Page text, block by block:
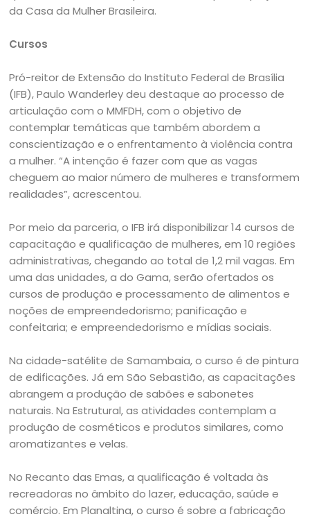
da Casa da Mulher Brasileira.
Cursos
Pró-reitor de Extensão do Instituto Federal de Brasília
(IFB), Paulo Wanderley deu destaque ao processo de
articulação com o MMFDH, com o objetivo de
contemplar temáticas que também abordem a
conscientização e o enfrentamento à violência contra
a mulher. “A intenção é fazer com que as vagas
cheguem ao maior número de mulheres e transformem
realidades”, acrescentou.
Por meio da parceria, o IFB irá disponibilizar 14 cursos de
capacitação e qualificação de mulheres, em 10 regiões
administrativas, chegando ao total de 1,2 mil vagas. Em
uma das unidades, a do Gama, serão ofertados os
cursos de produção e processamento de alimentos e
noções de empreendedorismo; panificação e
confeitaria; e empreendedorismo e mídias sociais.
Na cidade-satélite de Samambaia, o curso é de pintura
de edificações. Já em São Sebastião, as capacitações
abrangem a produção de sabões e sabonetes
naturais. Na Estrutural, as atividades contemplam a
produção de cosméticos e produtos similares, como
aromatizantes e velas.
No Recanto das Emas, a qualificação é voltada às
recreadoras no âmbito do lazer, educação, saúde e
comércio. Em Planaltina, o curso é sobre a fabricação